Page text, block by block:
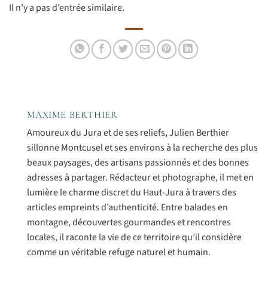
Il n’y a pas d’entrée similaire.
MAXIME BERTHIER
Amoureux du Jura et de ses reliefs, Julien Berthier
sillonne Montcusel et ses environs à la recherche des plus
beaux paysages, des artisans passionnés et des bonnes
adresses à partager. Rédacteur et photographe, il met en
lumière le charme discret du Haut-Jura à travers des
articles empreints d’authenticité. Entre balades en
montagne, découvertes gourmandes et rencontres
locales, il raconte la vie de ce territoire qu’il considère
comme un véritable refuge naturel et humain.